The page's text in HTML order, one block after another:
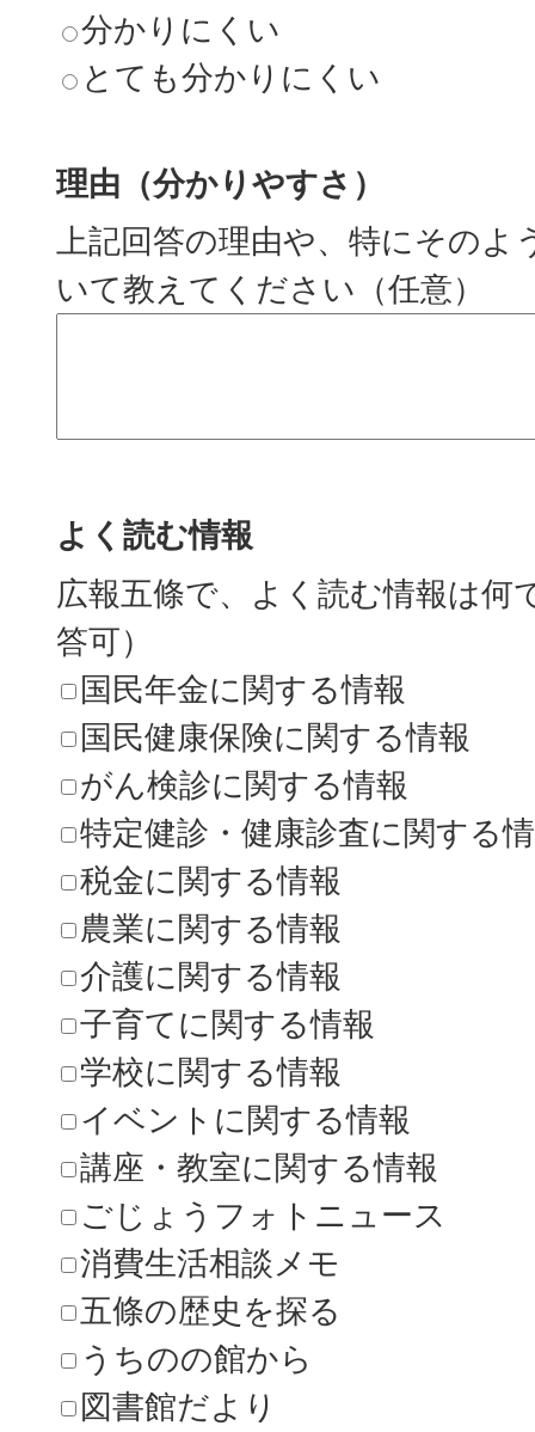
分かりにくい
とても分かりにくい
理由（分かりやすさ）
上記回答の理由や、特にそのよ
いて教えてください（任意）
よく読む情報
広報五條で、よく読む情報は何
答可）
国民年金に関する情報
国民健康保険に関する情報
がん検診に関する情報
特定健診・健康診査に関する
税金に関する情報
農業に関する情報
介護に関する情報
子育てに関する情報
学校に関する情報
イベントに関する情報
講座・教室に関する情報
ごじょうフォトニュース
消費生活相談メモ
五條の歴史を探る
うちのの館から
図書館だより